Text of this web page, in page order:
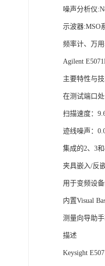
噪声分析仪
示波器:MSO
频率计、万
Agilent
主要特性与
在测试端口处
扫描速度：
迹线噪声：
集成的2、3
夹具嵌入/反
用于变频设
内置Visual
测量向导助
描述
Keysight